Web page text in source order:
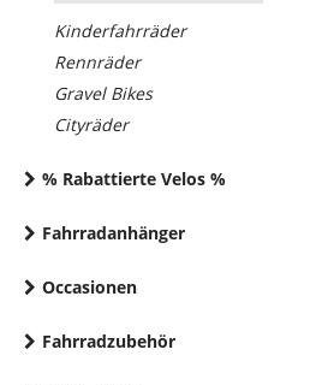
Kinderfahrräder
Rennräder
Gravel Bikes
Cityräder
% Rabattierte Velos %
Fahrradanhänger
Occasionen
Fahrradzubehör